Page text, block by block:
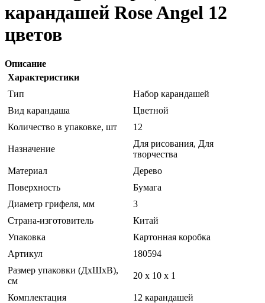
карандашей Rose Angel 12
цветов
Описание
Характеристики
Тип
Набор карандашей
Вид карандаша
Цветной
Количество в упаковке, шт
12
Назначение
Для рисования, Для
творчества
Материал
Дерево
Поверхность
Бумага
Диаметр грифеля, мм
3
Страна-изготовитель
Китай
Упаковка
Картонная коробка
Артикул
180594
Размер упаковки (ДхШхВ),
см
20 x 10 x 1
Комплектация
12 карандашей